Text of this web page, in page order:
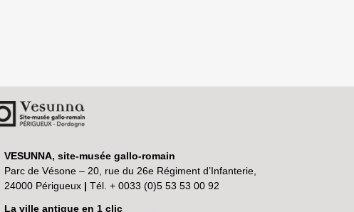
VESUNNA, site-musée gallo-romain
Parc de Vésone – 20, rue du 26e Régiment d’Infanterie,
24000 Périgueux | Tél. + 0033 (0)5 53 53 00 92
La ville antique en 1 clic